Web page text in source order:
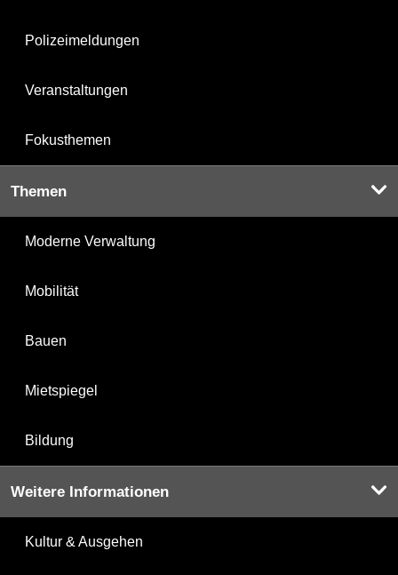
Polizeimeldungen
Veranstaltungen
Fokusthemen
Themen
Moderne Verwaltung
Mobilität
Bauen
Mietspiegel
Bildung
Weitere Informationen
Kultur & Ausgehen